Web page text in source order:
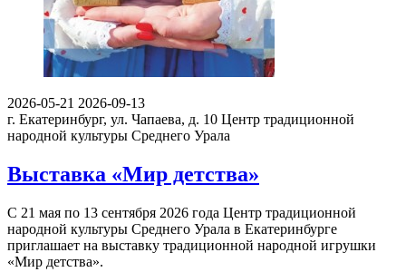
2026-05-21 2026-09-13
г. Екатеринбург, ул. Чапаева, д. 10 Центр традиционной
народной культуры Среднего Урала
Выставка «Мир детства»
С 21 мая по 13 сентября 2026 года Центр традиционной
народной культуры Среднего Урала в Екатеринбурге
приглашает на выставку традиционной народной игрушки
«Мир детства».